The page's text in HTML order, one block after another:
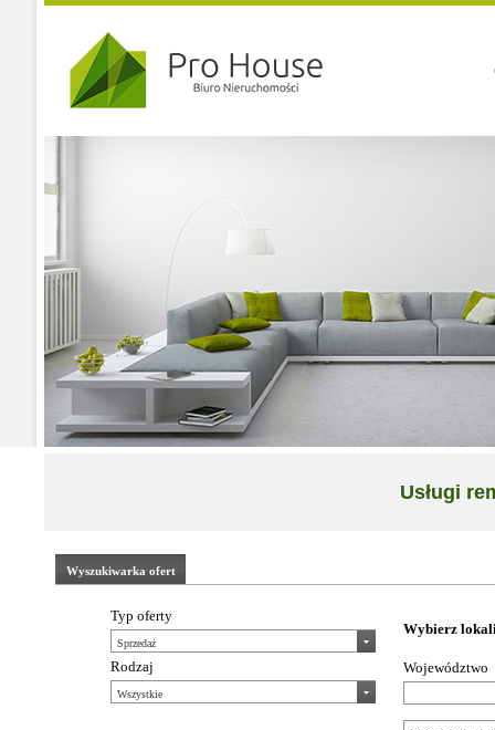
Usługi
Wyszukiwarka ofert
Typ oferty
Rodzaj
Wybierz
Województwo